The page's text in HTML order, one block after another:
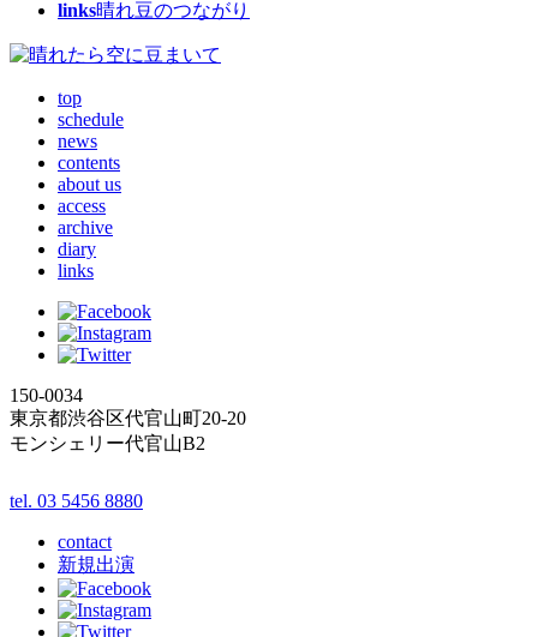
links晴れ豆のつながり
top
schedule
news
contents
about us
access
archive
diary
links
150-0034
東京都渋谷区代官山町20-20
モンシェリー代官山B2
tel. 03 5456 8880
contact
新規出演